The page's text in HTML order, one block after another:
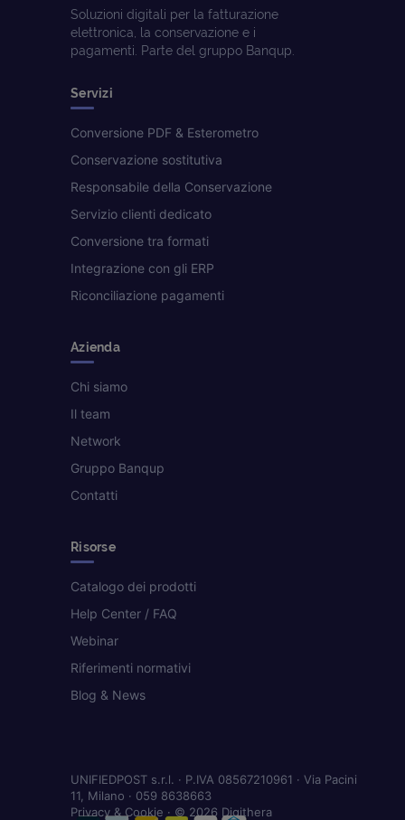
Soluzioni digitali per la fatturazione
elettronica, la conservazione e i
pagamenti. Parte del gruppo Banqup.
Servizi
Conversione PDF & Esterometro
Conservazione sostitutiva
Responsabile della Conservazione
Servizio clienti dedicato
Conversione tra formati
Integrazione con gli ERP
Riconciliazione pagamenti
Azienda
Chi siamo
Il team
Network
Gruppo Banqup
Contatti
Risorse
Catalogo dei prodotti
Help Center / FAQ
Webinar
Riferimenti normativi
Blog & News
UNIFIEDPOST s.r.l. · P.IVA 08567210961 · Via Pacini
11, Milano · 059 8638663
Privacy & Cookie · © 2026 Digithera